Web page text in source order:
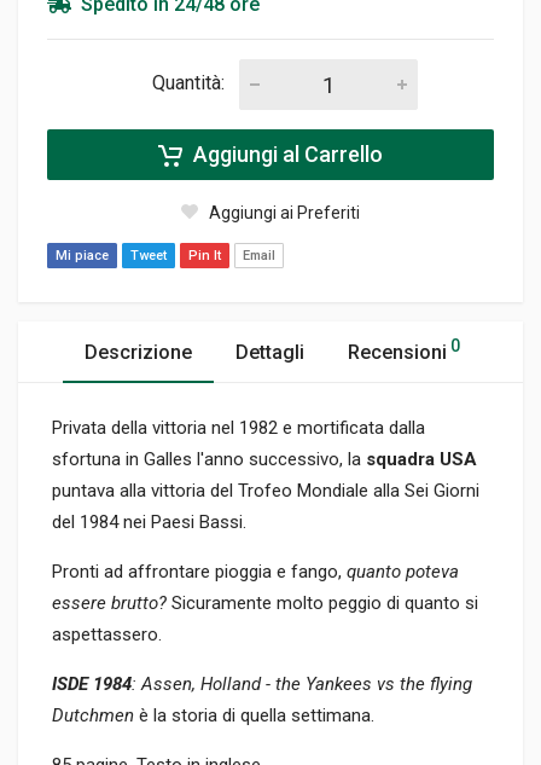
Quantità:
Aggiungi al Carrello
Aggiungi ai Preferiti
Mi piace Tweet Pin It Email
Descrizione Dettagli Recensioni 0
Privata della vittoria nel 1982 e mortificata dalla
sfortuna in Galles l'anno successivo, la squadra USA
puntava alla vittoria del Trofeo Mondiale alla Sei Giorni
del 1984 nei Paesi Bassi.
Pronti ad affrontare pioggia e fango, quanto poteva
essere brutto? Sicuramente molto peggio di quanto si
aspettassero.
ISDE 1984: Assen, Holland - the Yankees vs the flying
Dutchmen è la storia di quella settimana.